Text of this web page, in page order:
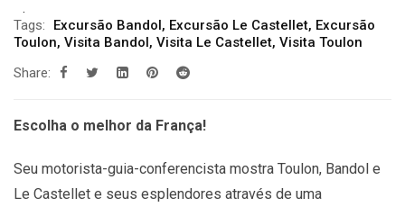
Tags: Excursão Bandol, Excursão Le Castellet, Excursão
Toulon, Visita Bandol, Visita Le Castellet, Visita Toulon
Share:
Escolha o melhor da França!
Seu motorista-guia-conferencista mostra Toulon, Bandol e
Le Castellet e seus esplendores através de uma